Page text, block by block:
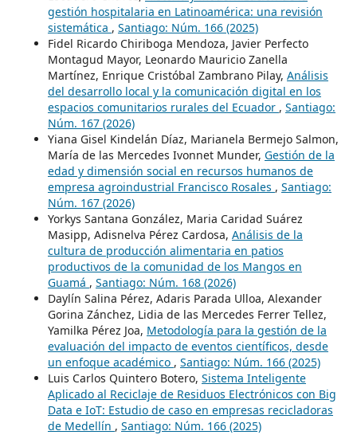
gestión hospitalaria en Latinoamérica: una revisión
sistemática , Santiago: Núm. 166 (2025)
Fidel Ricardo Chiriboga Mendoza, Javier Perfecto
Montagud Mayor, Leonardo Mauricio Zanella
Martínez, Enrique Cristóbal Zambrano Pilay, Análisis
del desarrollo local y la comunicación digital en los
espacios comunitarios rurales del Ecuador , Santiago:
Núm. 167 (2026)
Yiana Gisel Kindelán Díaz, Marianela Bermejo Salmon,
María de las Mercedes Ivonnet Munder, Gestión de la
edad y dimensión social en recursos humanos de
empresa agroindustrial Francisco Rosales , Santiago:
Núm. 167 (2026)
Yorkys Santana González, Maria Caridad Suárez
Masipp, Adisnelva Pérez Cardosa, Análisis de la
cultura de producción alimentaria en patios
productivos de la comunidad de los Mangos en
Guamá , Santiago: Núm. 168 (2026)
Daylín Salina Pérez, Adaris Parada Ulloa, Alexander
Gorina Zánchez, Lidia de las Mercedes Ferrer Tellez,
Yamilka Pérez Joa, Metodología para la gestión de la
evaluación del impacto de eventos científicos, desde
un enfoque académico , Santiago: Núm. 166 (2025)
Luis Carlos Quintero Botero, Sistema Inteligente
Aplicado al Reciclaje de Residuos Electrónicos con Big
Data e IoT: Estudio de caso en empresas recicladoras
de Medellín , Santiago: Núm. 166 (2025)